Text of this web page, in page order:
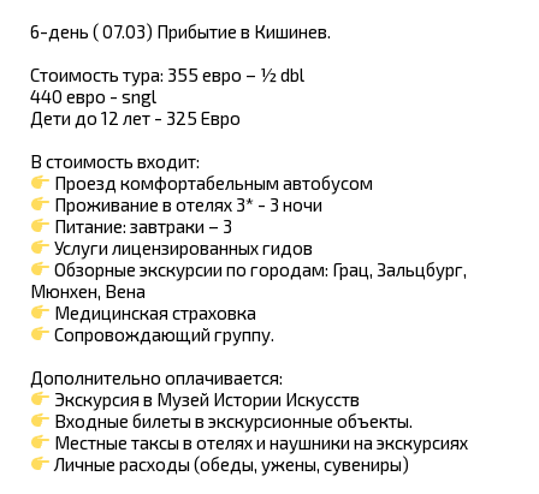
6-день ( 07.03) Прибытие в Кишинев.
Стоимость тура: 355 евро – ½ dbl
440 евро - sngl
Дети до 12 лет - 325 Евро
В стоимость входит:
Проезд комфортабельным автобусом
Проживание в отелях 3* - 3 ночи
Питание: завтраки – 3
Услуги лицензированных гидов
Обзорные экскурсии по городам: Грац, Зальцбург,
Мюнхен, Вена
Медицинская страховка
Сопровождающий группу.
Дополнительно оплачивается:
Экскурсия в Музей Истории Искусств
Входные билеты в экскурсионные объекты.
Местные таксы в отелях и наушники на экскурсиях
Личные расходы (обеды, ужены, сувениры)